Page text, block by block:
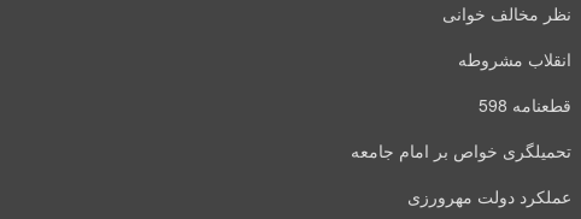
نظر مخالف خوانی
انقلاب مشروطه
قطعنامه 598
تحمیلگری خواص بر امام جامعه
عملکرد دولت مهرورزی